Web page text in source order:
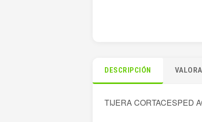
DESCRIPCIÓN
TIJERA CORTACESPED